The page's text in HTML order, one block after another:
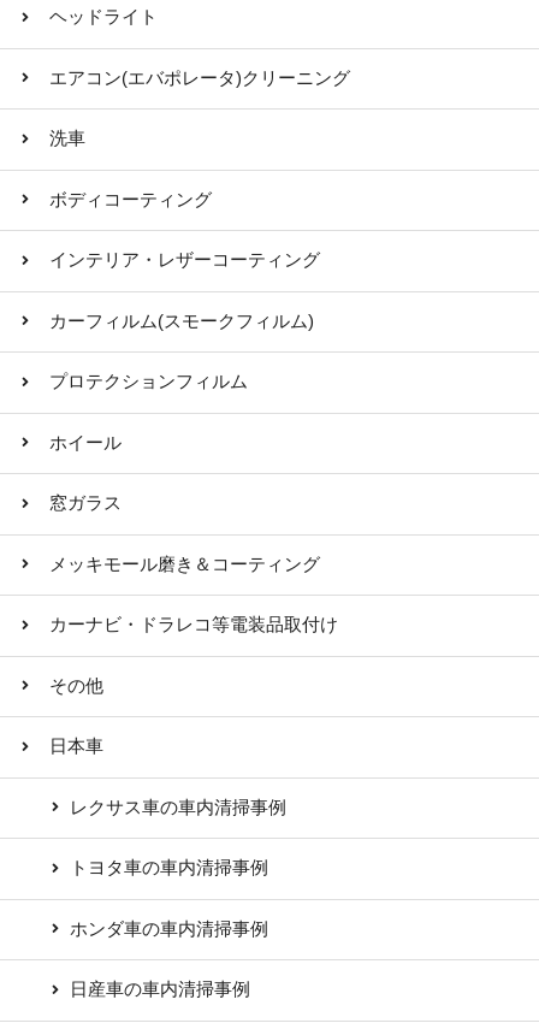
ヘッドライト
エアコン(エバポレータ)クリーニング
洗車
ボディコーティング
インテリア・レザーコーティング
カーフィルム(スモークフィルム)
プロテクションフィルム
ホイール
窓ガラス
メッキモール磨き＆コーティング
カーナビ・ドラレコ等電装品取付け
その他
日本車
レクサス車の車内清掃事例
トヨタ車の車内清掃事例
ホンダ車の車内清掃事例
日産車の車内清掃事例